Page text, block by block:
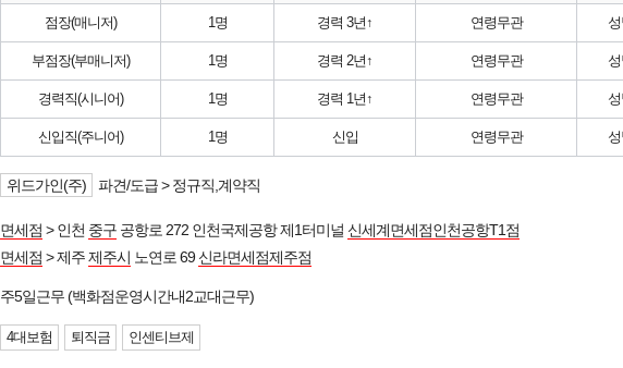
점장(매니저) 1명 경력 3년↑ 연령무관
부점장(부매니저) 1명 경력 2년↑ 연령무관
경력직(시니어) 1명 경력 1년↑ 연령무관
신입직(주니어) 1명 신입 연령무관
위드가인(주) 파견/도급 > 정규직,계약직
면세점 > 인천 중구 공항로 272 인천국제공항 제1터미널 신세계면세점인천공항T1점
면세점 > 제주제주시 노연로 69신라면세점제주점
주5일근무 (백화점운영시간내2교대근무)
4대보험 퇴직금 인센티브제